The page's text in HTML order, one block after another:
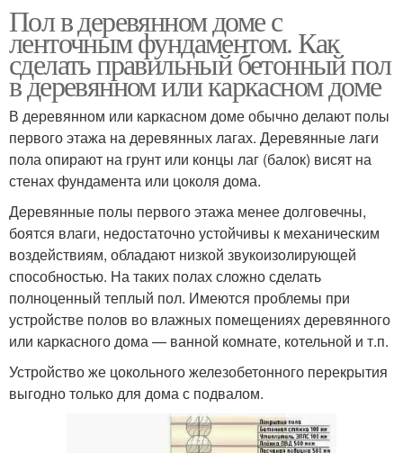
Пол в деревянном доме с
ленточным фундаментом. Как
сделать правильный бетонный пол
в деревянном или каркасном доме
В деревянном или каркасном доме обычно делают полы
первого этажа на деревянных лагах. Деревянные лаги
пола опирают на грунт или концы лаг (балок) висят на
стенах фундамента или цоколя дома.
Деревянные полы первого этажа менее долговечны,
боятся влаги, недостаточно устойчивы к механическим
воздействиям, обладают низкой звукоизолирующей
способностью. На таких полах сложно сделать
полноценный теплый пол. Имеются проблемы при
устройстве полов во влажных помещениях деревянного
или каркасного дома — ванной комнате, котельной и т.п.
Устройство же цокольного железобетонного перекрытия
выгодно только для дома с подвалом.